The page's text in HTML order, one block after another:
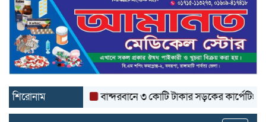
শিরোনাম বান্দরবানে ৩ কোটি টাকার সড়কের কার্পেটিং উঠে